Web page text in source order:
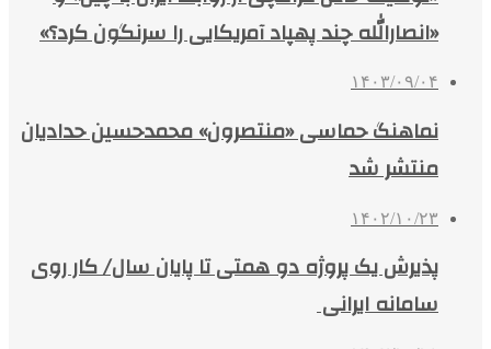
«انصارالله چند پهپاد آمریکایی را سرنگون کرد؟»
۱۴۰۳/۰۹/۰۴
نماهنگ حماسی «منتصرون» محمدحسین حدادیان
منتشر شد
۱۴۰۲/۱۰/۲۳
پذیرش یک پروژه دو همتی تا پایان سال/ کار روی
سامانه ایرانی